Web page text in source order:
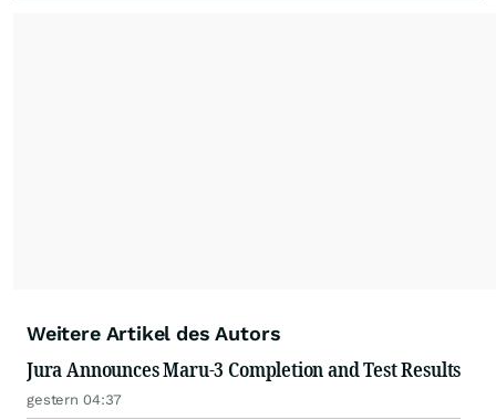
Weitere Artikel des Autors
Jura Announces Maru-3 Completion and Test Results
gestern 04:37